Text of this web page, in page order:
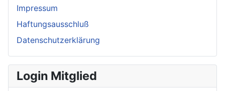
Impressum
Haftungsausschluß
Datenschutzerklärung
Login Mitglied